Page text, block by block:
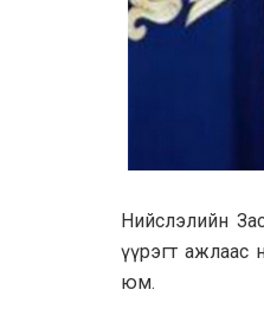
Нийслэлийн
үүрэгт ажлаас
юм.